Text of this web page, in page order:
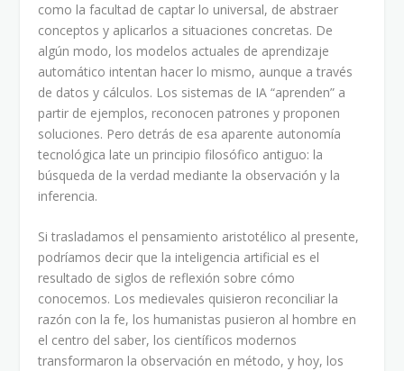
como la facultad de captar lo universal, de abstraer
conceptos y aplicarlos a situaciones concretas. De
algún modo, los modelos actuales de aprendizaje
automático intentan hacer lo mismo, aunque a través
de datos y cálculos. Los sistemas de IA “aprenden” a
partir de ejemplos, reconocen patrones y proponen
soluciones. Pero detrás de esa aparente autonomía
tecnológica late un principio filosófico antiguo: la
búsqueda de la verdad mediante la observación y la
inferencia.
Si trasladamos el pensamiento aristotélico al presente,
podríamos decir que la inteligencia artificial es el
resultado de siglos de reflexión sobre cómo
conocemos. Los medievales quisieron reconciliar la
razón con la fe, los humanistas pusieron al hombre en
el centro del saber, los científicos modernos
transformaron la observación en método, y hoy, los